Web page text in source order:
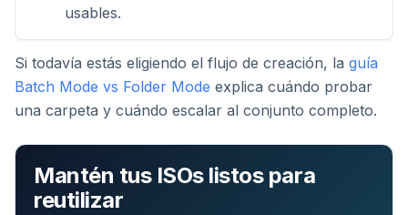
usables.
Si todavía estás eligiendo el flujo de creación, la guía
Batch Mode vs Folder Mode explica cuándo probar
una carpeta y cuándo escalar al conjunto completo.
Mantén tus ISOs listos para
reutilizar